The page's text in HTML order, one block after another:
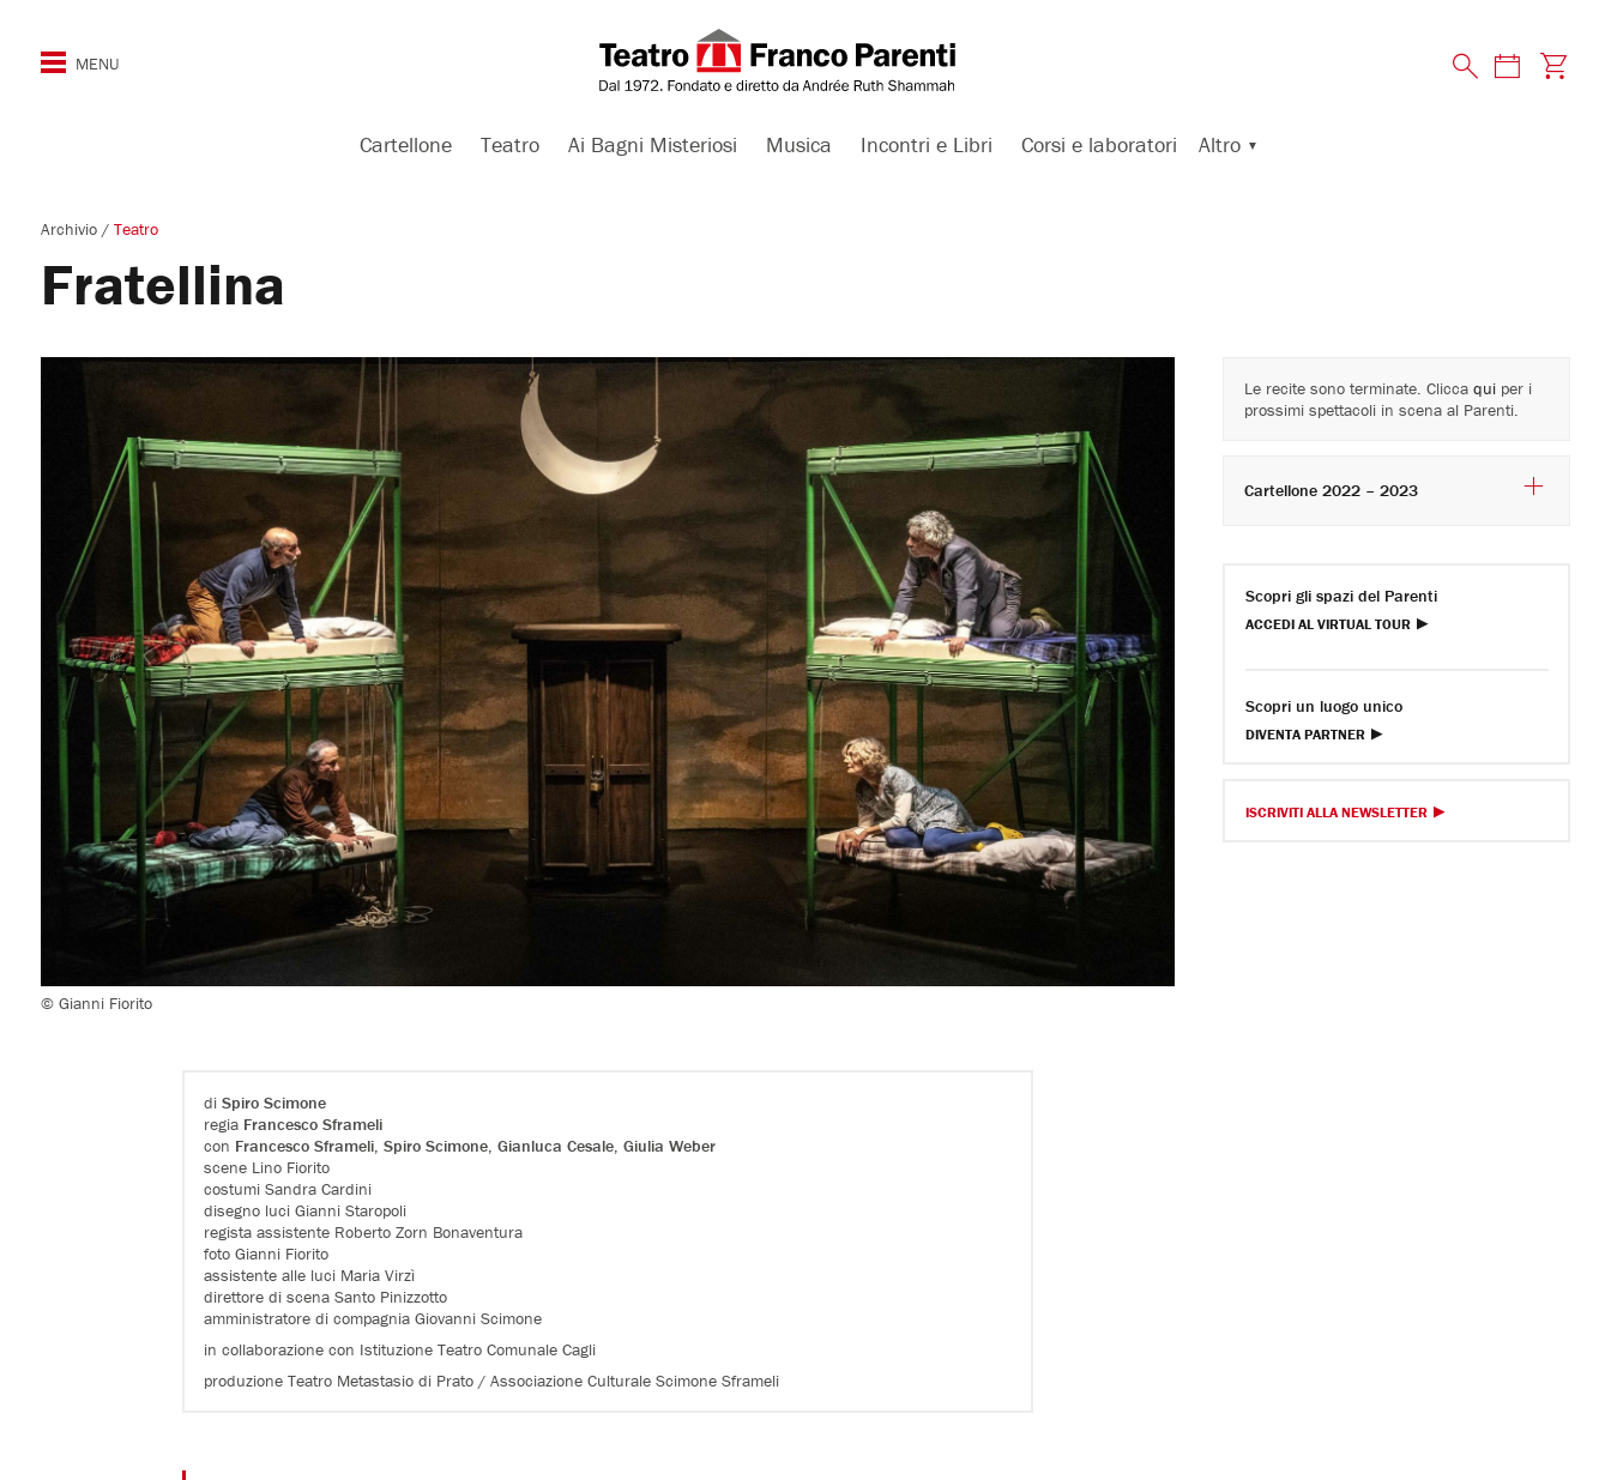
Cartellone Teatro Ai Bagni Misteriosi Musica Incontri e Libri Corsi e laboratori Altro
Archivio / Teatro
Fratellina
© Gianni Fiorito
diSpiro Scimone
regia Francesco Sframeli
con Francesco Sframeli,Spiro Scimone,Gianluca Cesale,Giulia Weber
scene Lino Fiorito
costumi Sandra Cardini
disegno luci Gianni Staropoli
regista assistente Roberto Zorn Bonaventura
foto Gianni Fiorito
assistente alle luci Maria Virzì
direttore di scena Santo Pinizzotto
amministratore di compagnia Giovanni Scimone
in collaborazione con Istituzione Teatro Comunale Cagli
produzione Teatro Metastasio di Prato / Associazione Culturale Scimone Sframeli
Le recite sono terminate. Clicca quiper i
prossimi spettacoli in scena al Parenti.
Cartellone 2022 – 2023
Scopri gli spazi del Parenti
ACCEDI AL VIRTUAL TOUR
Scopri un luogo unico
DIVENTA PARTNER
ISCRIVITI ALLA NEWSLETTER